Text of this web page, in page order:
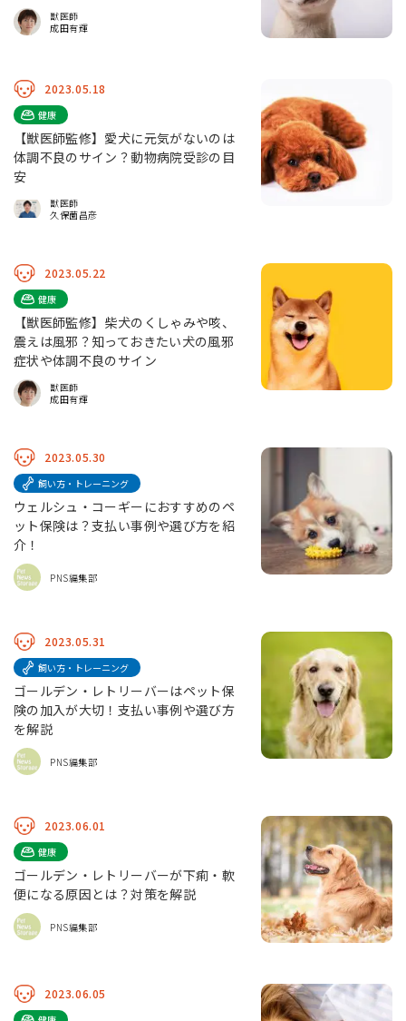
獣医師
成田有輝
2023.05.18
健康
【獣医師監修】愛犬に元気がないのは
体調不良のサイン？動物病院受診の目
安
獣医師
久保薗昌彦
2023.05.22
健康
【獣医師監修】柴犬のくしゃみや咳、
震えは風邪？知っておきたい犬の風邪
症状や体調不良のサイン
獣医師
成田有輝
2023.05.30
飼い方・トレーニング
ウェルシュ・コーギーにおすすめのペ
ット保険は？支払い事例や選び方を紹
介！
PNS編集部
2023.05.31
飼い方・トレーニング
ゴールデン・レトリーバーはペット保
険の加入が大切！支払い事例や選び方
を解説
PNS編集部
2023.06.01
健康
ゴールデン・レトリーバーが下痢・軟
便になる原因とは？対策を解説
PNS編集部
2023.06.05